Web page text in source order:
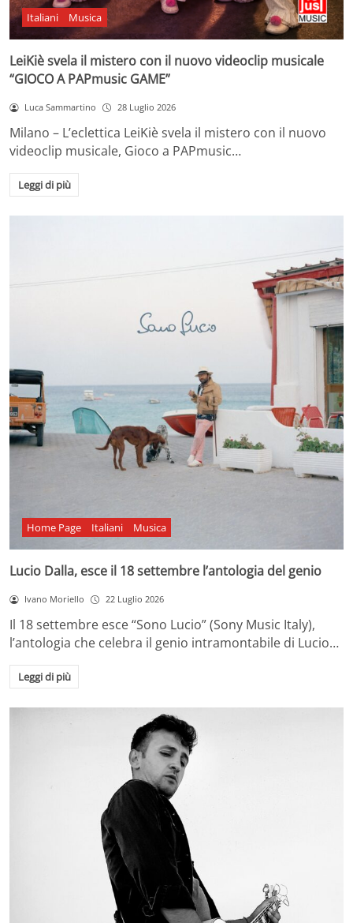
Italiani Musica
LeiKiè svela il mistero con il nuovo videoclip musicale
“GIOCO A PAPmusic GAME”
Luca Sammartino 28 Luglio 2026
Milano – L’eclettica LeiKiè svela il mistero con il nuovo
videoclip musicale, Gioco a PAPmusic…
Leggi di più
Home Page Italiani Musica
Lucio Dalla, esce il 18 settembre l’antologia del genio
Ivano Moriello 22 Luglio 2026
Il 18 settembre esce “Sono Lucio” (Sony Music Italy),
l’antologia che celebra il genio intramontabile di Lucio…
Leggi di più